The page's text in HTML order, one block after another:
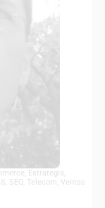
Estrategia
SEO, Telecom Ventas